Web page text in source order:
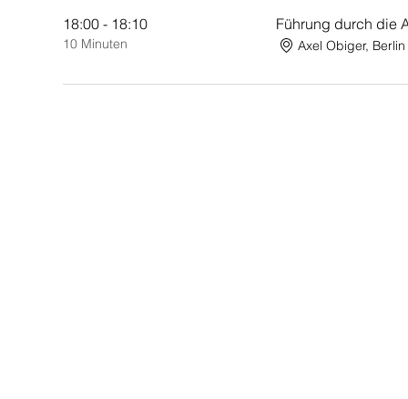
18:00 - 18:10
10 Minuten
Führung durch die
Axel Obiger, Berlin